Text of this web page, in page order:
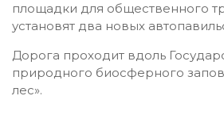
площадки для общественного
установят два новых
Дорога проходит вдоль
природного биосферного
лес».